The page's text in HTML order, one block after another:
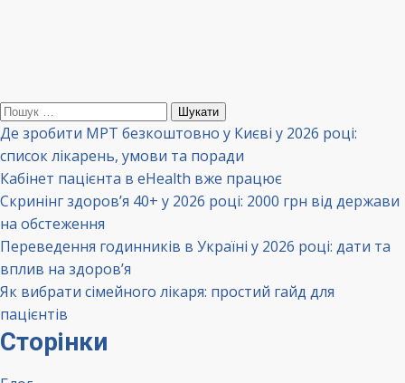
Пошук:
Де зробити МРТ безкоштовно у Києві у 2026 році:
список лікарень, умови та поради
Кабінет пацієнта в eHealth вже працює
Скринінг здоров’я 40+ у 2026 році: 2000 грн від держави
на обстеження
Переведення годинників в Україні у 2026 році: дати та
вплив на здоров’я
Як вибрати сімейного лікаря: простий гайд для
пацієнтів
Сторінки